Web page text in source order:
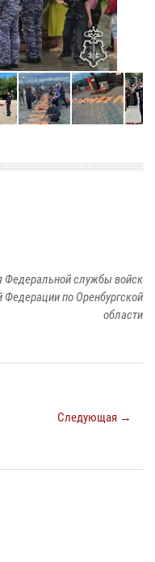
Федеральной службы войск
Федерации по Оренбургской
области
Следующая →